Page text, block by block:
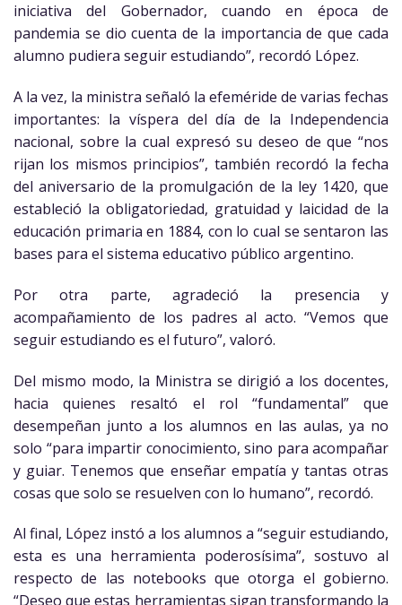
iniciativa del Gobernador, cuando en época de
pandemia se dio cuenta de la importancia de que cada
alumno pudiera seguir estudiando”, recordó López.
A la vez, la ministra señaló la efeméride de varias fechas
importantes: la víspera del día de la Independencia
nacional, sobre la cual expresó su deseo de que “nos
rijan los mismos principios”, también recordó la fecha
del aniversario de la promulgación de la ley 1420, que
estableció la obligatoriedad, gratuidad y laicidad de la
educación primaria en 1884, con lo cual se sentaron las
bases para el sistema educativo público argentino.
Por otra parte, agradeció la presencia y
acompañamiento de los padres al acto. “Vemos que
seguir estudiando es el futuro”, valoró.
Del mismo modo, la Ministra se dirigió a los docentes,
hacia quienes resaltó el rol “fundamental” que
desempeñan junto a los alumnos en las aulas, ya no
solo “para impartir conocimiento, sino para acompañar
y guiar. Tenemos que enseñar empatía y tantas otras
cosas que solo se resuelven con lo humano”, recordó.
Al final, López instó a los alumnos a “seguir estudiando,
esta es una herramienta poderosísima”, sostuvo al
respecto de las notebooks que otorga el gobierno.
“Deseo que estas herramientas sigan transformando la